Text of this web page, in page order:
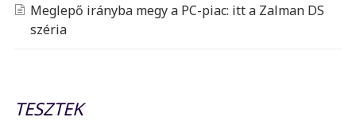
Meglepő irányba megy a PC-piac: itt a Zalman DS
széria
TESZTEK